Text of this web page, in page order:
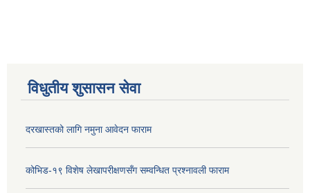
विधुतीय शुसासन सेवा
दरखास्तको लागि नमुना आवेदन फाराम
कोभिड-१९ विशेष लेखापरीक्षणसँग सम्वन्धित प्रश्नावली फाराम